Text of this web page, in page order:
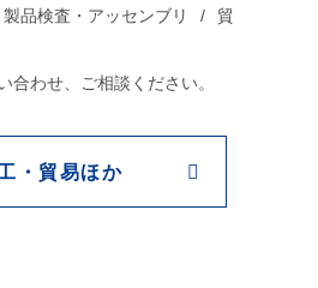
製品検査・アッセンブリ
貿
合わせ、ご相談ください。
・貿易ほか